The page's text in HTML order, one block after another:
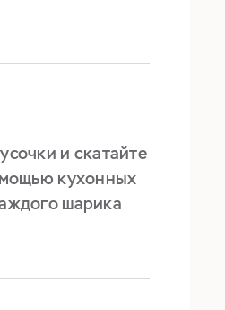
и скатайте
кухонных
шарика